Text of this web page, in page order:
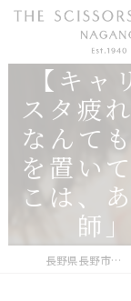
【キ
スタ疲
なんて
を置い
こは、
師
長野県長野市で美容師の求人ならTHE SCISSORS HANDS NAGANO